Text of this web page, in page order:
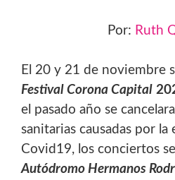
Por: Ruth
El 20 y 21 de noviembre
Festival Corona Capital
el pasado año se
sanitarias causadas por la
Covid19, los conciertos
Autódromo Hermanos